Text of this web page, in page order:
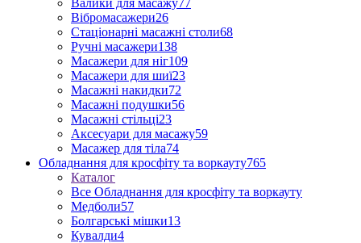
Валики для масажу77
Вібромасажери26
Стаціонарні масажні столи68
Ручні масажери138
Масажери для ніг109
Масажери для шиї23
Масажні накидки72
Масажні подушки56
Масажні стільці23
Аксесуари для масажу59
Масажер для тіла74
Обладнання для кросфіту та воркауту765
Каталог
Все Обладнання для кросфіту та воркауту
Медболи57
Болгарські мішки13
Кувалди4